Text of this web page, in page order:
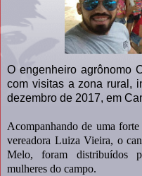
O engenheiro agrônomo
com visitas a zona rural,
dezembro de 2017, em
Acompanhando de uma
vereadora Luiza Vieira, o
Melo, foram distribuídos
mulheres do campo.